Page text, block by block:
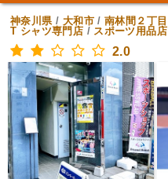
神奈川県/ 大和市/南林間２丁目
T シャツ専門店 / スポーツ用品店
2.0